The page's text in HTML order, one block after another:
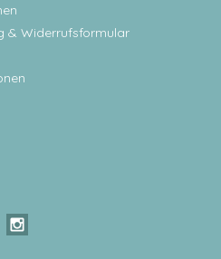
& Widerrufsformular